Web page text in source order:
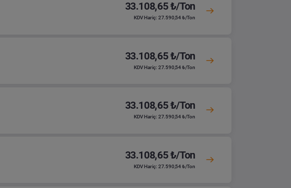
33.108,65 ₺/Ton
KDV Hariç: 27.590,54 ₺/Ton
33.108,65 ₺/Ton
KDV Hariç: 27.590,54 ₺/Ton
33.108,65 ₺/Ton
KDV Hariç: 27.590,54 ₺/Ton
33.108,65 ₺/Ton
KDV Hariç: 27.590,54 ₺/Ton